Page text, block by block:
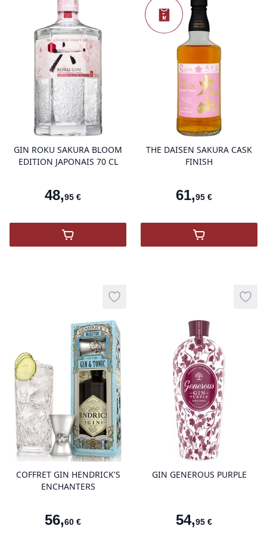
GIN ROKU SAKURA BLOOM
EDITION JAPONAIS 70 CL
48,95 €
product variant items in cart, view
,Gin Roku Sakura Bloom Edition
THE DAISEN SAKURA CASK
FINISH
61,95 €
,THE DAISEN
COFFRET GIN HENDRICK'S
ENCHANTERS
56,60 €
Add to wishlist
product variant items in cart, view
GIN GENEROUS PURPLE
54,95 €
Add